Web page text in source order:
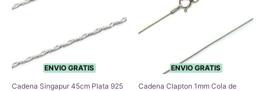
ENVIO GRATIS
Cadena Singapur 45cm Plata 925
ENVIO GRATIS
Cadena Clapton 1mm Cola de